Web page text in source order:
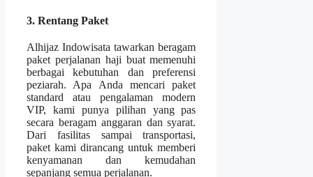
3. Rentang Paket
Alhijaz Indowisata tawarkan beragam
paket perjalanan haji buat memenuhi
berbagai kebutuhan dan preferensi
peziarah. Apa Anda mencari paket
standard atau pengalaman modern
VIP, kami punya pilihan yang pas
secara beragam anggaran dan syarat.
Dari fasilitas sampai transportasi,
paket kami dirancang untuk memberi
kenyamanan dan kemudahan
sepanjang semua perjalanan.